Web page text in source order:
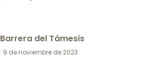
del Támesis
9 de noviembre de 2023